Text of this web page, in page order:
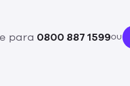
para 0800 887 1599OU